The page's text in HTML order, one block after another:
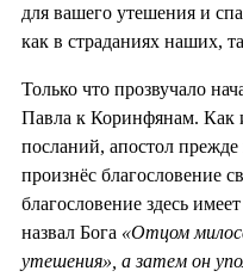
для вашего утешения и
как в страданиях наших,
Только что прозвучало
Павла к Коринфянам. Как
посланий, апостол прежде
произнёс благословение
благословение здесь
назвал Бога «Отцом
утешения», а затем он